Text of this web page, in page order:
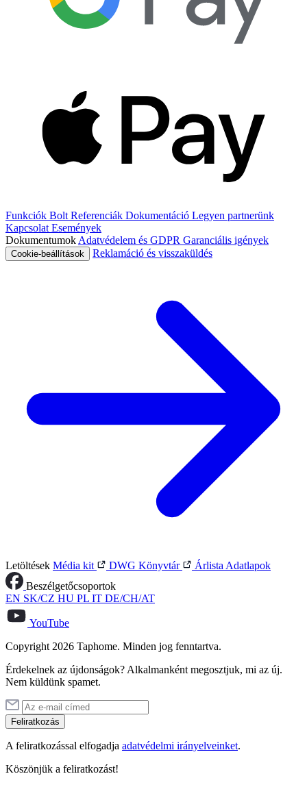
Funkciók BoltReferenciák Dokumentáció Legyen partnerünk
KapcsolatEsemények
DokumentumokAdatvédelem és GDPR Garanciális igények
Cookie-beállítások Reklamáció és visszaküldés
Letöltések Média kit DWG Könyvtár ÁrlistaAdatlapok
Beszélgetőcsoportok
EN SK/CZ HU PL IT DE/CH/AT
YouTube
Copyright 2026 Taphome. Minden jog fenntartva.
Érdekelnek az újdonságok? Alkalmanként megosztjuk, mi az új.
Nem küldünk spamet.
Feliratkozás
A feliratkozással elfogadja adatvédelmi irányelveinket.
Köszönjük a feliratkozást!